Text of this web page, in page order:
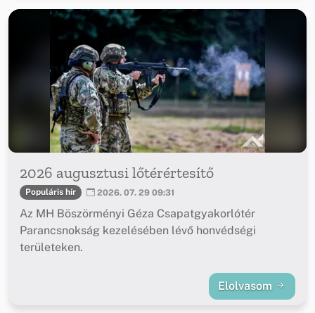
2026 augusztusi lőtérértesítő
Populáris hír 2026. 07. 29 09:31
Az MH Böszörményi Géza Csapatgyakorlótér
Parancsnokság kezelésében lévő honvédségi
területeken.
Elolvasom